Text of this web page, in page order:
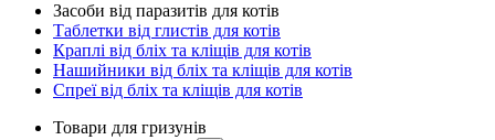
Засоби від паразитів для котів
Таблетки від глистів для котів
Краплі від бліх та кліщів для котів
Нашийники від бліх та кліщів для котів
Спреї від бліх та кліщів для котів
Товари для гризунів